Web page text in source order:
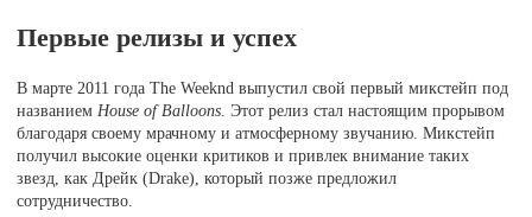
Первые релизы и успех
В марте 2011 года The Weeknd выпустил свой первый микстейп под
названием House of Balloons . Этот релиз стал настоящим прорывом
благодаря своему мрачному и атмосферному звучанию. Микстейп
получил высокие оценки критиков и привлек внимание таких
звезд, как Дрейк (Drake), который позже предложил
сотрудничество.